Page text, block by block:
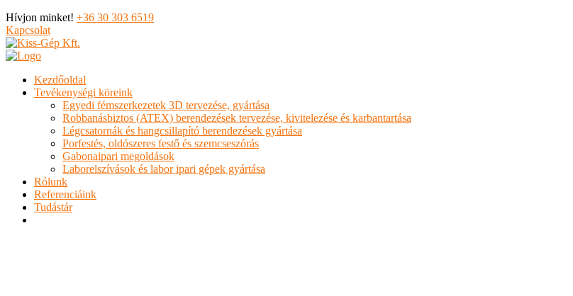
Hívjon minket! +36 30 303 6519
Kapcsolat
Kezdőoldal
Tevékenységi köreink
Egyedi fémszerkezetek 3D tervezése, gyártása
Robbanásbiztos (ATEX) berendezések tervezése, kivitelezése és karbantartása
Légcsatornák és hangcsillapító berendezések gyártása
Porfestés, oldószeres festő és szemcseszórás
Gabonaipari megoldások
Laborelszívások és labor ipari gépek gyártása
Rólunk
Referenciáink
Tudástár